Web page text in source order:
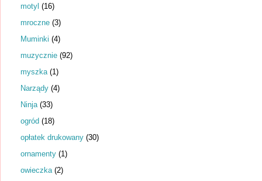
motyl (16)
mroczne (3)
Muminki (4)
muzycznie (92)
myszka (1)
Narządy (4)
Ninja (33)
ogród (18)
opłatek drukowany (30)
ornamenty (1)
owieczka (2)